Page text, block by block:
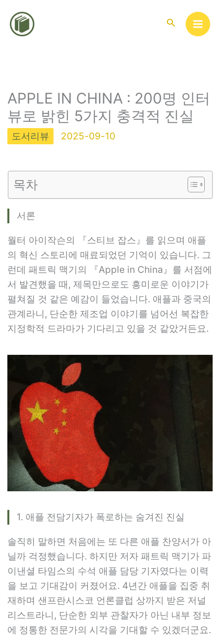
검
APPLE IN CHINA : 200명 인터
뷰로 밝힌 5가지 충격적 진실
도서리뷰 2025-09-10
목차
서론
월터 아이작슨의 『스티브 잡스』를 읽으며 애플
의 혁신 스토리에 매료되었던 기억이 있습니다. 그
런데 패트릭 맥기의 『Apple in China』를 서점에
서 발견했을 때, 제목만으로도 흥미로운 이야기가
펼쳐질 것 같은 예감이 들었습니다. 애플과 중국의
관계라니, 단순한 제조업 이야기를 넘어선 복잡한
지정학적 드라마가 기다리고 있을 것 같았거든요.
1. 애플 전담기자가 폭로하는 숨겨진 진실
솔직히 말하면 처음에는 또 다른 애플 찬양서가 아
닐까 걱정했습니다. 하지만 저자 패트릭 맥기가 파
이낸셜 타임스의 수석 애플 담당 기자였다는 이력
을 보고 기대감이 커졌어요. 4년간 애플을 집중 취
재하며 샌프란시스코 언론클럽 상까지 받은 저널
리스트라니, 단순한 외부 관찰자가 아닌 내부 정보
에 정통한 전문가의 시각을 기대할 수 있겠더군요.